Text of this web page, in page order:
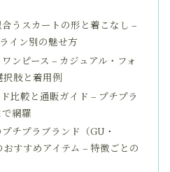
うスカートの形と着こなし –
イン別の魅せ方
ンピース – カジュアル・フォ
肢と着用例
比較と通販ガイド – プチプラ
網羅
チプラブランド（GU・
すすめアイテム – 特徴ごとの